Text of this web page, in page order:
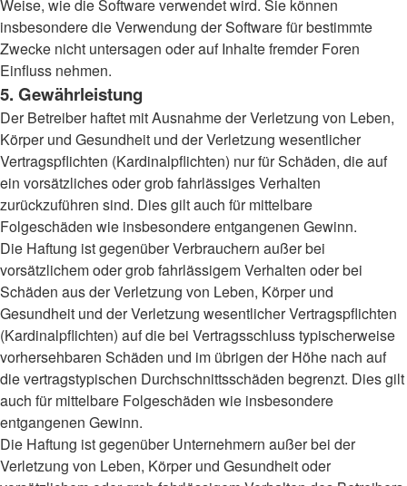
Weise, wie die Software verwendet wird. Sie können
insbesondere die Verwendung der Software für bestimmte
Zwecke nicht untersagen oder auf Inhalte fremder Foren
Einfluss nehmen.
5. Gewährleistung
Der Betreiber haftet mit Ausnahme der Verletzung von Leben,
Körper und Gesundheit und der Verletzung wesentlicher
Vertragspflichten (Kardinalpflichten) nur für Schäden, die auf
ein vorsätzliches oder grob fahrlässiges Verhalten
zurückzuführen sind. Dies gilt auch für mittelbare
Folgeschäden wie insbesondere entgangenen Gewinn.
Die Haftung ist gegenüber Verbrauchern außer bei
vorsätzlichem oder grob fahrlässigem Verhalten oder bei
Schäden aus der Verletzung von Leben, Körper und
Gesundheit und der Verletzung wesentlicher Vertragspflichten
(Kardinalpflichten) auf die bei Vertragsschluss typischerweise
vorhersehbaren Schäden und im übrigen der Höhe nach auf
die vertragstypischen Durchschnittsschäden begrenzt. Dies gilt
auch für mittelbare Folgeschäden wie insbesondere
entgangenen Gewinn.
Die Haftung ist gegenüber Unternehmern außer bei der
Verletzung von Leben, Körper und Gesundheit oder